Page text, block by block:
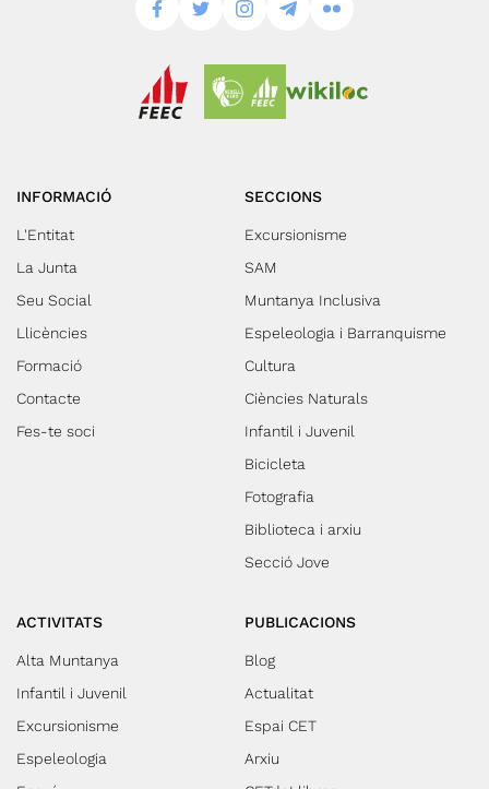
INFORMACIÓ
L'Entitat
La Junta
Seu Social
Llicències
Formació
Contacte
Fes-te soci
SECCIONS
Excursionisme
SAM
Muntanya Inclusiva
Espeleologia i Barranquisme
Cultura
Ciències Naturals
Infantil i Juvenil
Bicicleta
Fotografia
Biblioteca i arxiu
Secció Jove
ACTIVITATS
Alta Muntanya
Infantil i Juvenil
Excursionisme
Espeleologia
PUBLICACIONS
Blog
Actualitat
Espai CET
Arxiu